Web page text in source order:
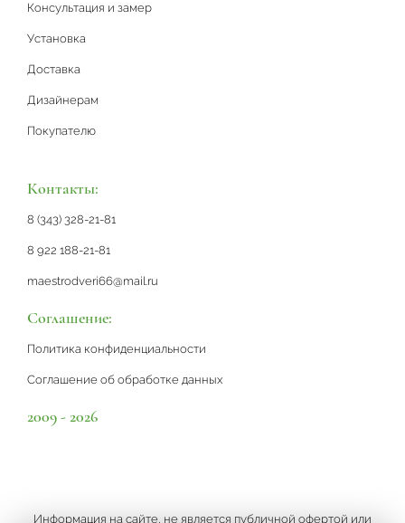
Консультация и замер
Установка
Доставка
Дизайнерам
Покупателю
Контакты:
8 (343) 328-21-81
8 922 188-21-81
maestrodveri66@mail.ru
Соглашение:
Политика конфиденциальности
Соглашение об обработке данных
2009 - 2026
Информация на сайте, не является публичной офертой или